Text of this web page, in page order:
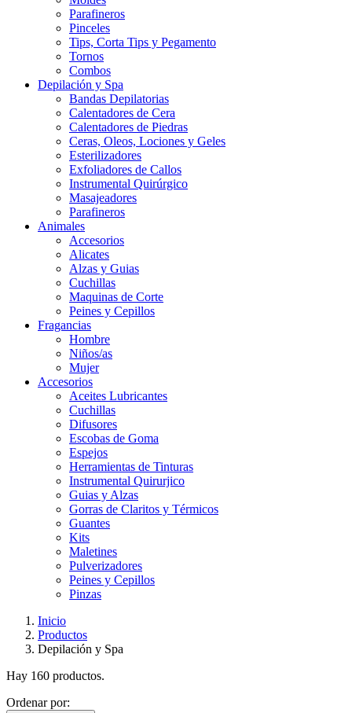
Parafineros
Pinceles
Tips, Corta Tips y Pegamento
Tornos
Combos
Depilación y Spa
Bandas Depilatorias
Calentadores de Cera
Calentadores de Piedras
Ceras, Oleos, Lociones y Geles
Esterilizadores
Exfoliadores de Callos
Instrumental Quirúrgico
Masajeadores
Parafineros
Animales
Accesorios
Alicates
Alzas y Guias
Cuchillas
Maquinas de Corte
Peines y Cepillos
Fragancias
Hombre
Niños/as
Mujer
Accesorios
Aceites Lubricantes
Cuchillas
Difusores
Escobas de Goma
Espejos
Herramientas de Tinturas
Instrumental Quirurjico
Guias y Alzas
Gorras de Claritos y Térmicos
Guantes
Kits
Maletines
Pulverizadores
Peines y Cepillos
Pinzas
Inicio
Productos
Depilación y Spa
Hay 160 productos.
Ordenar por: